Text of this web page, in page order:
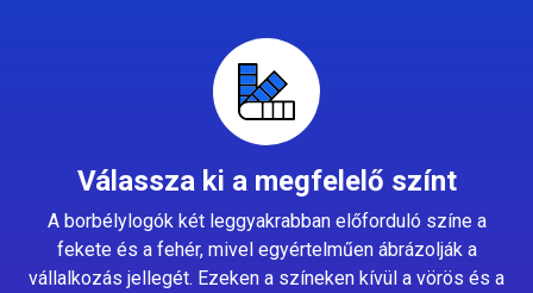
Válassza ki a megfelelő színt
A borbélylogók két leggyakrabban előforduló színe a
fekete és a fehér, mivel egyértelműen ábrázolják a
vállalkozás jellegét. Ezeken a színeken kívül a vörös és a